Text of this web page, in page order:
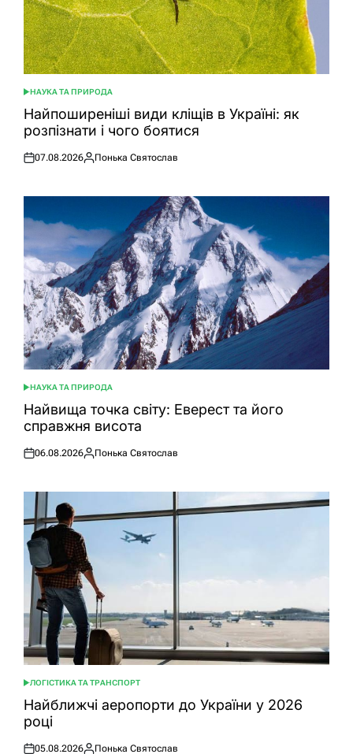
ОПУБЛІКУВАТИ
У
НАУКА ТА ПРИРОДА
Найпоширеніші види кліщів в Україні: як
розпізнати і чого боятися
Оприлюднено
07.08.2026
Опубліковано
Понька Святослав
ОПУБЛІКУВАТИ
У
НАУКА ТА ПРИРОДА
Найвища точка світу: Еверест та його
справжня висота
Оприлюднено
06.08.2026
Опубліковано
Понька Святослав
ОПУБЛІКУВАТИ
У
ЛОГІСТИКА ТА ТРАНСПОРТ
Найближчі аеропорти до України у 2026
році
05.08.2026 Понька Святослав